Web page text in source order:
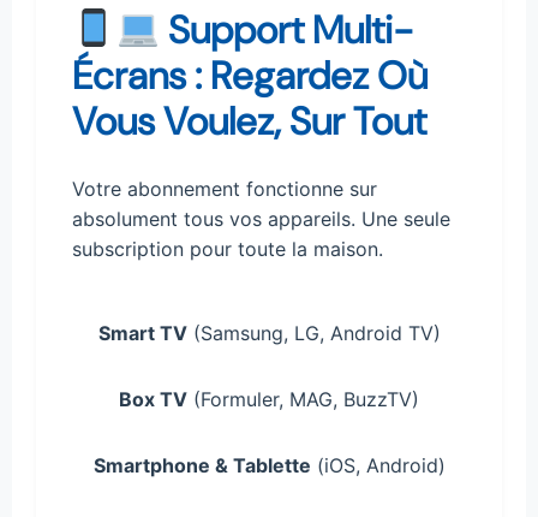
Support Multi-
Écrans : Regardez Où
Vous Voulez, Sur Tout
Votre abonnement fonctionne sur
absolument tous vos appareils. Une seule
subscription pour toute la maison.
Smart TV(Samsung, LG, Android TV)
Box TV (Formuler, MAG, BuzzTV)
Smartphone & Tablette (iOS, Android)